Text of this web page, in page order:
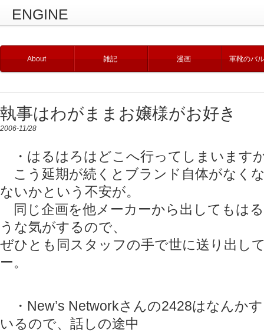
ENGINE
About 雑記 漫画 軍靴のバ
執事はわがままお嬢様がお好き
2006-11/28
・はるはろはどこへ行ってしまいます
こう延期が続くとブランド自体がなく
ないかという不安が。
同じ企画を他メーカーから出してもは
うな気がするので、
ぜひとも同スタッフの手で世に送り出し
ー。
・New’s Networkさんの2428はなんか
いるので、話しの途中